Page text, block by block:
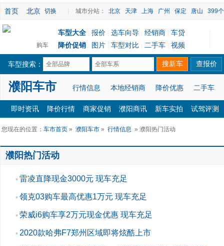
首页 北京 切换 城市分站： 北京 天津 上海 广州 保定 唐山 399
购车
车型大全 报价 选车向导 经销商
车贷
降价促销
图片 车型对比 二手车 视频
车型搜索： 全部品牌 全部车系
濮阳车市 行情信息 本地经销商 降价优惠 二手车
即时资讯 降价行情 商家促销 濮阳商讯 新车实拍 试驾评测
您现在的位置： 车市首页 » 濮阳车市 » 行情信息 » 濮阳热门活动
濮阳热门活动
▪ 雷凌直降现金3000元 现车充足
▪ 领克03购车最高优惠1万元 现车充足
▪ 荣威i6购车享2万元现金优惠 现车充足
▪ 2020款哈弗F7郑州区域即将炫酷上市